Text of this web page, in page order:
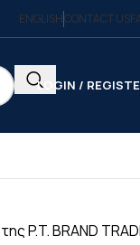
ENGLISHCONTACT US
LOGIN /
P.T. BRAND